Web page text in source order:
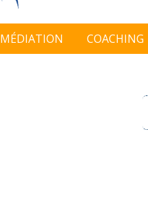
MÉDIATION COACHING